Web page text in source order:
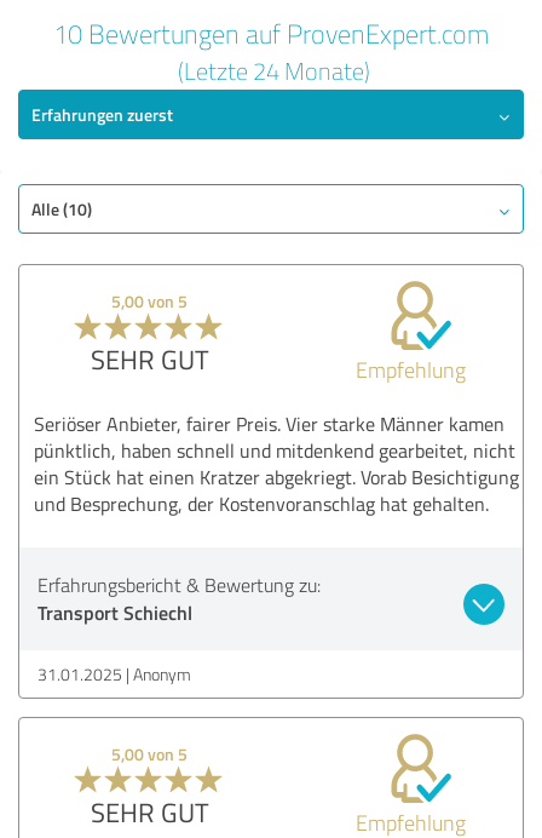
SEHR GUT
Nutzen
Leistungen
Ausführung
Beratung
Bewertung anzeigen
10 Bewertungen auf ProvenExpert.com
(Letzte 24 Monate)
Erfahrungen zuerst
Alle (10)
5,00 von 5
SEHR GUT Empfehlung
Seriöser Anbieter, fairer Preis. Vier starke Männer kamen
pünktlich, haben schnell und mitdenkend gearbeitet, nicht
ein Stück hat einen Kratzer abgekriegt. Vorab Besichtigung
und Besprechung, der Kostenvoranschlag hat gehalten.
Erfahrungsbericht & Bewertung zu:
Transport Schiechl
31.01.2025 Anonym
5,00 von 5
SEHR GUT Empfehlung